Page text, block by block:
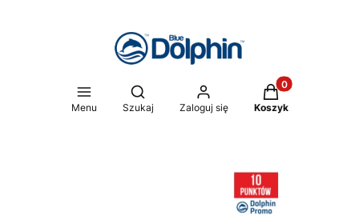
Menu
Otwórz wyszukiwarkę
Szukaj Zaloguj się
Produkty w
Koszyk